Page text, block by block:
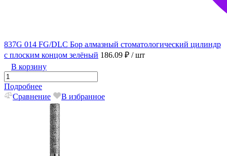
837G 014 FG/DLC Бор алмазный стоматологический цилиндр
с плоским концом зелёный 186.09 ₽ / шт
В корзину
Подробнее
Сравнение
В избранное